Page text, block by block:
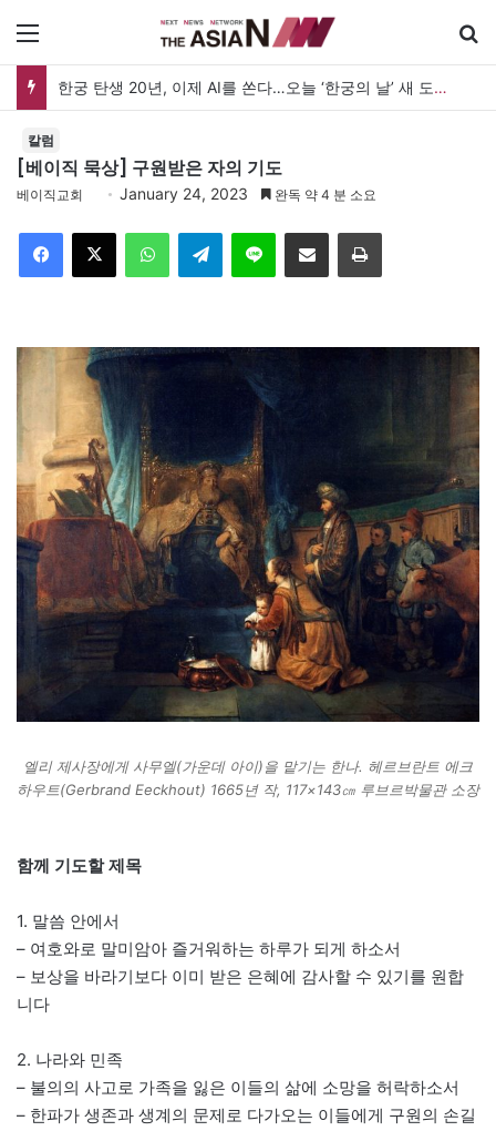
한궁 탄생 20년, 이제 AI를 쏜다…오늘 ‘한궁의 날’ 새 도약 선언
칼럼
[베이직 묵상] 구원받은 자의 기도
베이직교회 January 24, 2023 완독 약 4 분 소요
Telegram 이메일
엘리 제사장에게 사무엘(가운데 아이)을 맡기는 한나. 헤르브란트 에크
하우트(Gerbrand Eeckhout) 1665년 작, 117×143㎝ 루브르박물관 소장
함께 기도할 제목
1. 말씀 안에서
– 여호와로 말미암아 즐거워하는 하루가 되게 하소서
– 보상을 바라기보다 이미 받은 은혜에 감사할 수 있기를 원합
니다
2. 나라와 민족
– 불의의 사고로 가족을 잃은 이들의 삶에 소망을 허락하소서
– 한파가 생존과 생계의 문제로 다가오는 이들에게 구원의 손길